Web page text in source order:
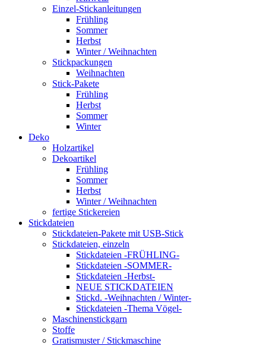
Einzel-Stickanleitungen
Frühling
Sommer
Herbst
Winter / Weihnachten
Stickpackungen
Weihnachten
Stick-Pakete
Frühling
Herbst
Sommer
Winter
Deko
Holzartikel
Dekoartikel
Frühling
Sommer
Herbst
Winter / Weihnachten
fertige Stickereien
Stickdateien
Stickdateien-Pakete mit USB-Stick
Stickdateien, einzeln
Stickdateien -FRÜHLING-
Stickdateien -SOMMER-
Stickdateien -Herbst-
NEUE STICKDATEIEN
Stickd. -Weihnachten / Winter-
Stickdateien -Thema Vögel-
Maschinenstickgarn
Stoffe
Gratismuster / Stickmaschine